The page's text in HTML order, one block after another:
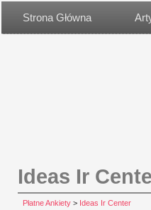
Strona Główna
Ideas Ir
Płatne Ankiety > Ideas Ir Center